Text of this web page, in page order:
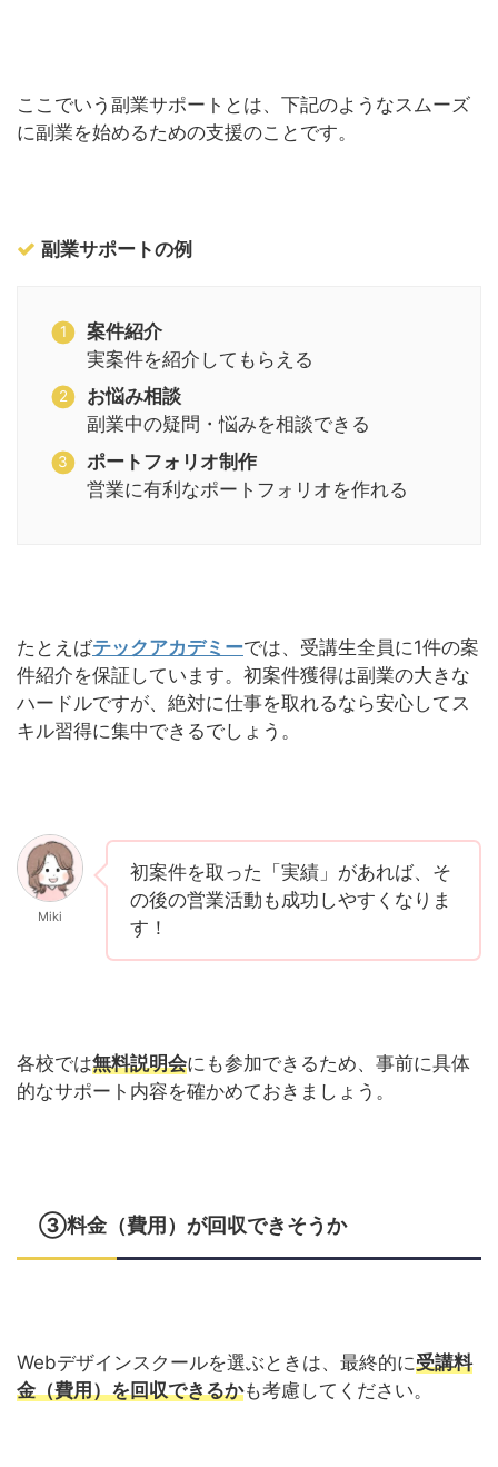
ここでいう副業サポートとは、下記のようなスムーズ
に副業を始めるための支援のことです。
副業サポートの例
案件紹介
実案件を紹介してもらえる
お悩み相談
副業中の疑問・悩みを相談できる
ポートフォリオ制作
営業に有利なポートフォリオを作れる
たとえばテックアカデミーでは、受講生全員に1件の案
件紹介を保証しています。初案件獲得は副業の大きな
ハードルですが、絶対に仕事を取れるなら安心してス
キル習得に集中できるでしょう。
Miki
初案件を取った「実績」があれば、そ
の後の営業活動も成功しやすくなりま
す！
各校では無料説明会にも参加できるため、事前に具体
的なサポート内容を確かめておきましょう。
③料金（費用）が回収できそうか
Webデザインスクールを選ぶときは、最終的に受講料
金（費用）を回収できるかも考慮してください。